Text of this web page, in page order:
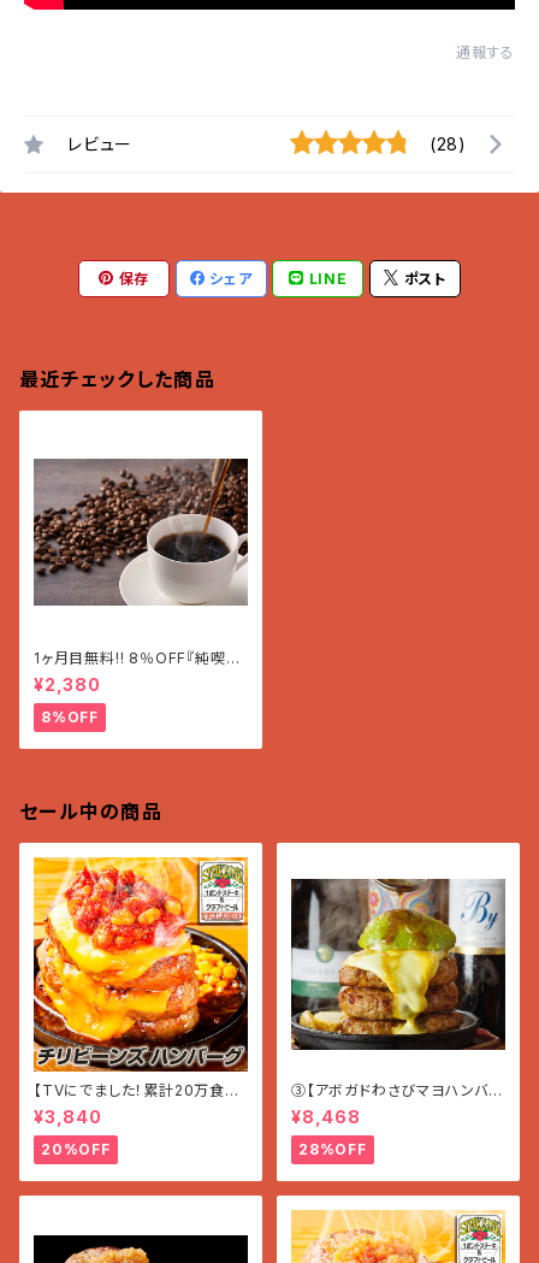
通報する
レビュー (28)
保存 シェア LINE ポスト
最近チェックした商品
1ヶ月目無料!! 8％OFF『純喫茶
の昭和ブレンド』毎月200g(1
2〜19杯分)2580円→2380円
『純喫茶の昭和ブレンド』
¥2,380
8%OFF
セール中の商品
【TVにでました！累計20万食突
破!!】チリビーンズ＆チーズ ハン
バーグ 3個（600 g）
¥3,840
20%OFF
③【アボガドわさびマヨハンバー
グ】〜ほんのりWASABI〜 (200
g×7個入り 1.4g)
¥8,468
28%OFF